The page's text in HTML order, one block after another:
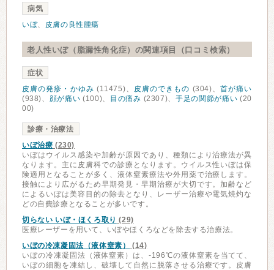
病気
いぼ、 皮膚の良性腫瘍
老人性いぼ（脂漏性角化症）の関連項目（口コミ検索）
症状
皮膚の発疹・かゆみ (11475)、 皮膚のできもの (304)、首が痛い
(938)、 顔が痛い (100)、 目の痛み (2307)、 手足の関節が痛い (20
00)
診療・治療法
いぼ治療 (230)
いぼはウイルス感染や加齢が原因であり、種類により治療法が異
なります。主に皮膚科での診療となります。ウイルス性いぼは保
険適用となることが多く、液体窒素療法や外用薬で治療します。
接触により広がるため早期発見・早期治療が大切です。加齢など
によるいぼは美容目的の除去となり、レーザー治療や電気焼灼な
どの自費診療となることが多いです。
切らない いぼ・ほくろ取り (29)
医療レーザーを用いて、いぼやほくろなどを除去する治療法。
いぼの冷凍凝固法（液体窒素）
(14)
いぼの冷凍凝固法（液体窒素）は、-196℃の液体窒素を当てて、
いぼの細胞を凍結し、破壊して自然に脱落させる治療です。皮膚